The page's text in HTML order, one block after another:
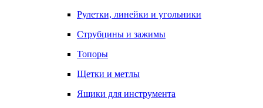
Рулетки, линейки и угольники
Струбцины и зажимы
Топоры
Щетки и метлы
Ящики для инструмента